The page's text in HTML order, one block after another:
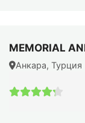
MEMORIAL
Анкара, Турция